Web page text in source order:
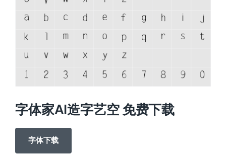
字体家AI造字艺空 免费下载
字体下载